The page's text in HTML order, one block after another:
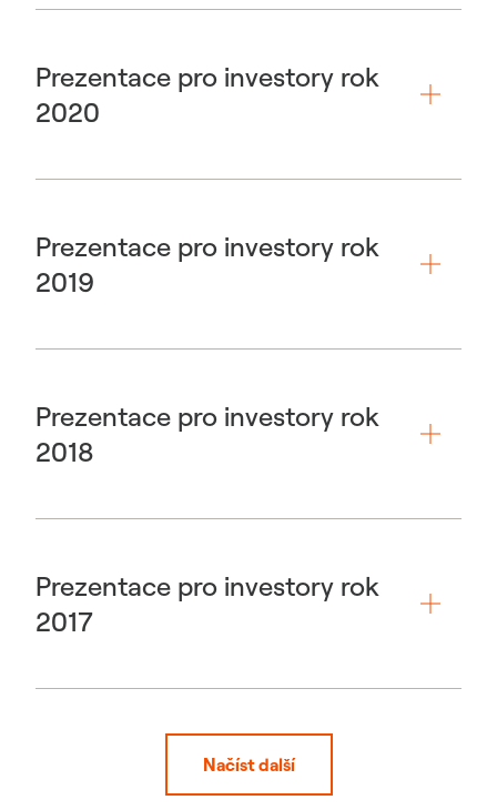
Prezentace pro investory rok
2020
Prezentace pro investory rok
2019
Prezentace pro investory rok
2018
Prezentace pro investory rok
2017
Načíst další